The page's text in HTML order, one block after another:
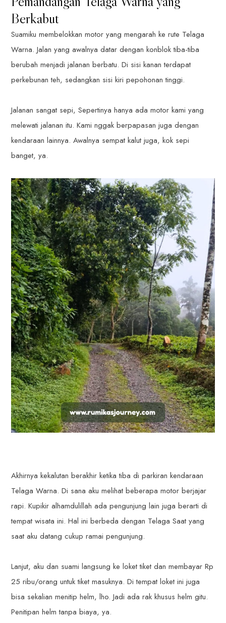
Berkabut
Suamiku membelokkan motor yang mengarah ke rute Telaga
Warna. Jalan yang awalnya datar dengan konblok tiba-tiba
berubah menjadi jalanan berbatu. Di sisi kanan terdapat
perkebunan teh, sedangkan sisi kiri pepohonan tinggi.
Jalanan sangat sepi, Sepertinya hanya ada motor kami yang
melewati jalanan itu. Kami nggak berpapasan juga dengan
kendaraan lainnya. Awalnya sempat kalut juga, kok sepi
banget, ya.
Akhirnya kekalutan berakhir ketika tiba di parkiran kendaraan
Telaga Warna. Di sana aku melihat beberapa motor berjajar
rapi. Kupikir alhamdulillah ada pengunjung lain juga berarti di
tempat wisata ini. Hal ini berbeda dengan Telaga Saat yang
saat aku datang cukup ramai pengunjung.
Lanjut, aku dan suami langsung ke loket tiket dan membayar Rp
25 ribu/orang untuk tiket masuknya. Di tempat loket ini juga
bisa sekalian menitip helm, lho. Jadi ada rak khusus helm gitu.
Penitipan helm tanpa biaya, ya.